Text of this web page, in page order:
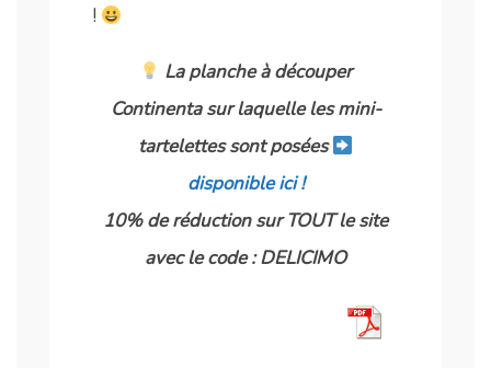
!
La planche à découper
Continenta sur laquelle les mini-
tartelettes sont posées
disponible ici !
10% de réduction sur TOUT le site
avec le code : DELICIMO